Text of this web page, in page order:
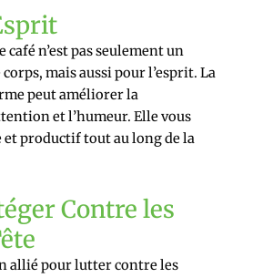
café n’est pas seulement un
mais aussi pour l’esprit. La
peut améliorer la
et l’humeur. Elle vous
et productif tout au long de la
Contre les
allié pour lutter contre les